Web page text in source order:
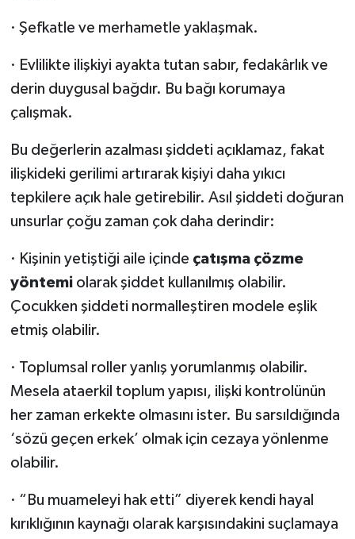
· Şefkatle ve merhametle yaklaşmak.
· Evlilikte ilişkiyi ayakta tutan sabır, fedakârlık ve
derin duygusal bağdır. Bu bağı korumaya
çalışmak.
Bu değerlerin azalması şiddeti açıklamaz, fakat
ilişkideki gerilimi artırarak kişiyi daha yıkıcı
tepkilere açık hale getirebilir. Asıl şiddeti doğuran
unsurlar çoğu zaman çok daha derindir:
· Kişinin yetiştiği aile içinde çatışma çözme
yöntemiolarak şiddet kullanılmış olabilir.
Çocukken şiddeti normalleştiren modele eşlik
etmiş olabilir.
· Toplumsal roller yanlış yorumlanmış olabilir.
Mesela ataerkil toplum yapısı, ilişki kontrolünün
her zaman erkekte olmasını ister. Bu sarsıldığında
‘sözü geçen erkek’ olmak için cezaya yönlenme
olabilir.
· “Bu muameleyi hak etti” diyerek kendi hayal
kırıklığının kaynağı olarak karşısındakini suçlamaya